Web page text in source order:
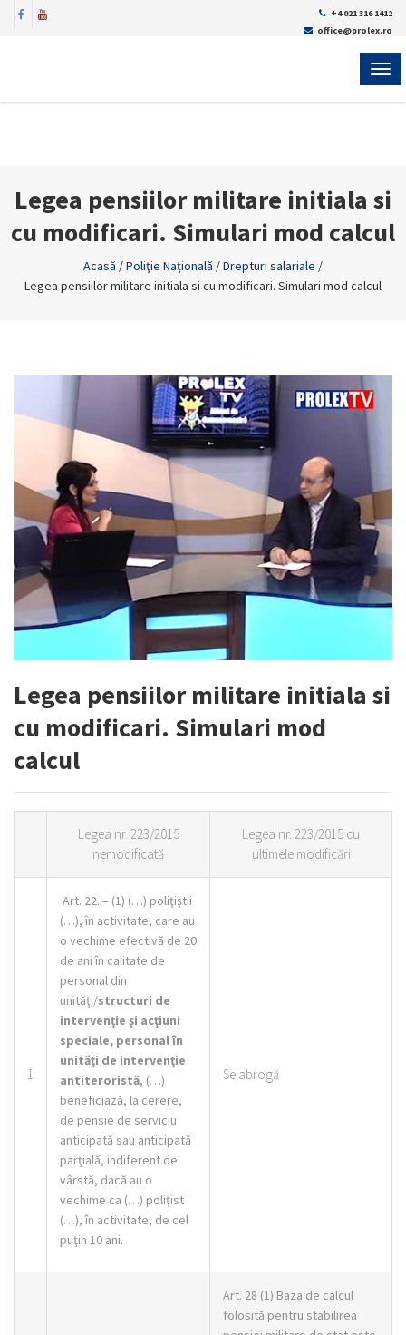
+4 021 316 1412
office@prolex.ro
Legea pensiilor militare initiala si
cu modificari. Simulari mod calcul
Acasă /Poliţie Naţională /Drepturi salariale /
Legea pensiilor militare initiala si cu modificari. Simulari mod calcul
Legea pensiilor militare initiala si
cu modificari. Simulari mod
calcul
Legea nr. 223/2015
nemodificată
Legea nr. 223/2015 cu
ultimele modificări
1
Art. 22. – (1) (…) poliţiştii
(…), în activitate, care au
o vechime efectivă de 20
de ani în calitate de
personal din
unităţi/structuri de
intervenţie şi acţiuni
speciale, personal în
unităţi de intervenţie
antiteroristă, (…)
beneficiază, la cerere,
de pensie de serviciu
anticipată sau anticipată
parţială, indiferent de
vârstă, dacă au o
vechime ca (…) poliţist
(…), în activitate, de cel
puţin 10 ani.
Se abrogă
Art. 28 (1) Baza de calcul
folosită pentru stabilirea